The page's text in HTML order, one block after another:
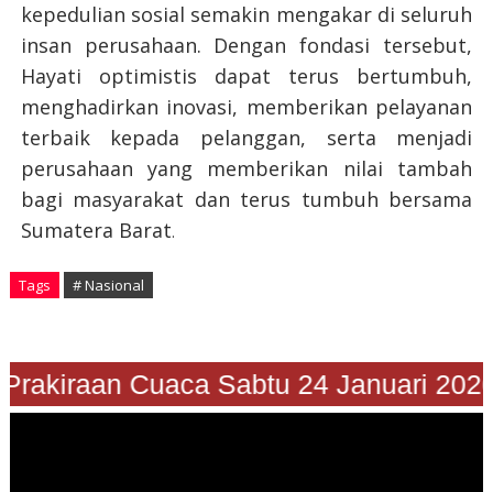
kepedulian sosial semakin mengakar di seluruh
insan perusahaan. Dengan fondasi tersebut,
Hayati optimistis dapat terus bertumbuh,
menghadirkan inovasi, memberikan pelayanan
terbaik kepada pelanggan, serta menjadi
perusahaan yang memberikan nilai tambah
bagi masyarakat dan terus tumbuh bersama
Sumatera Barat.
Tags # Nasional
Cuaca Sabtu 24 Januari 2026"